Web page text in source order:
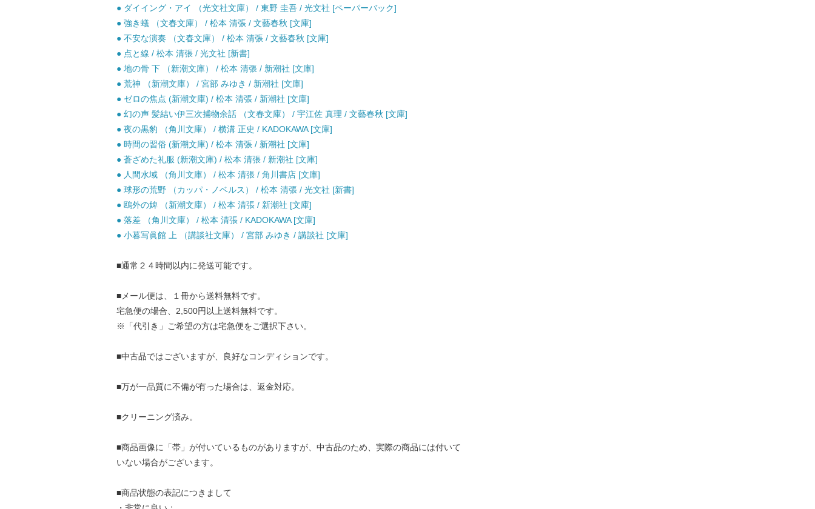
● ダイイング・アイ （光文社文庫） / 東野 圭吾 / 光文社 [ペーパーバック]
● 強き蟻 （文春文庫） / 松本 清張 / 文藝春秋 [文庫]
● 不安な演奏 （文春文庫） / 松本 清張 / 文藝春秋 [文庫]
● 点と線 / 松本 清張 / 光文社 [新書]
● 地の骨 下 （新潮文庫） / 松本 清張 / 新潮社 [文庫]
● 荒神 （新潮文庫） / 宮部 みゆき / 新潮社 [文庫]
● ゼロの焦点 (新潮文庫) / 松本 清張 / 新潮社 [文庫]
● 幻の声 髪結い伊三次捕物余話 （文春文庫） / 宇江佐 真理 / 文藝春秋 [文庫]
● 夜の黒豹 （角川文庫） / 横溝 正史 / KADOKAWA [文庫]
● 時間の習俗 (新潮文庫) / 松本 清張 / 新潮社 [文庫]
● 蒼ざめた礼服 (新潮文庫) / 松本 清張 / 新潮社 [文庫]
● 人間水域 （角川文庫） / 松本 清張 / 角川書店 [文庫]
● 球形の荒野 （カッパ・ノベルス） / 松本 清張 / 光文社 [新書]
● 鴎外の婢 （新潮文庫） / 松本 清張 / 新潮社 [文庫]
● 落差 （角川文庫） / 松本 清張 / KADOKAWA [文庫]
● 小暮写眞館 上 （講談社文庫） / 宮部 みゆき / 講談社 [文庫]
■通常２４時間以内に発送可能です。
■メール便は、１冊から送料無料です。
宅急便の場合、2,500円以上送料無料です。
※「代引き」ご希望の方は宅急便をご選択下さい。
■中古品ではございますが、良好なコンディションです。
■万が一品質に不備が有った場合は、返金対応。
■クリーニング済み。
■商品画像に「帯」が付いているものがありますが、中古品のため、実際の商品には付いて
いない場合がございます。
■商品状態の表記につきまして